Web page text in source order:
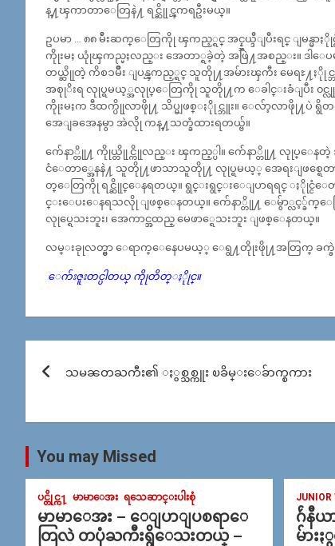
န္႔ၾကာတာေတြနဲ႔ ရင္ဆိုုင္ၾကရဦးမယ္။
ဥပမာ … ၈၈ မ်ဴိးဆက္ေတြကိုု ၾကည့္ရင္ အင္န္အယ္ဒီျပီးရင္ ျမန္မ
ကိုုးမႈ ယုုံၾကည္မႈလည္း အေတာ္ရခဲ့တဲ့ အဖြဲ႔အစည္း။ ဒါေ
တယ္ဆိုုတဲ့ ကိစၥမ်ဳိး ျပန္ၾကည့္ရင္ သူတိုု႔အမ်ားၾကီး မေရႊ႔ႏိုုင္
အစုုိးရ လုုပ္ရမယ့္အလုုပ္ေတြကိုု သူတိုု႔က ေခါင္းခံျပီး ၀င္
ကိုုးမႈက ဒီထက္ပိုုလာဖိုု႔ သိပ္မျဖစ္ႏိုုင္ဘူး။ ေလ်ာ့လာဖိုု႔ပဲ ရွိ
အေျခအေနမွာ အဲလိုု ကန္႔သတ္ခံထားရတယ္ဗ်။
က်ေနာ္တိုု႔ ကိုုယ္တိုုင္ကိုုလည္း ၾကည့္ပါ။ က်ေနာ္တိုု႔ လုုပ္ေ
ငံေတာ္အေနနဲ႔ သူတိုု႔ဖာသာသူတိုု႔ လုုပ္ရမယ့္ အေရးျဖစ္ရ
တ္ေတြကိုု ရင္ဆိုုင္ေနရတယ္။ ရွင္းရွင္းေျပာရရင္ ႏိုုင္ငံ
င္းေပးေနရသလိုု ျဖစ္ေနတယ္။ က်ေနာ္တိုု႔ ေမွ်ာ္လင့္ခ်က္ေတ
လုုပ္ရေသးဘူး၊ အေကာင္အထည္ မေဖာ္ရေသးဘူး ျဖစ္ေနတယ္။
လမ္းခုုလတ္မွာ ေရာက္ေနေပမယ့္ ေရွ႔တိုုးဖိုု႔အတြက္ ခက္ခဲ
ေက်းဇူးတင္ပါတယ္ ကိုုတိတ္ႏိုုင္။
သမၼတႀကီး၏ ႏွစ္သစ္ကူး ၿခိမ္းေခ်ာက္စကား
You may Missed
ပင္တိုင္က႑ မာမာေအး ရသေဆာင္းပါးစုံ
မာမာေအး – ေျပာျပစရာေ
တြလဲ တပုံႀကီးရွိေသးတယ္ –
JUNIOR
ဂ်ဴနီယ
မ်ား